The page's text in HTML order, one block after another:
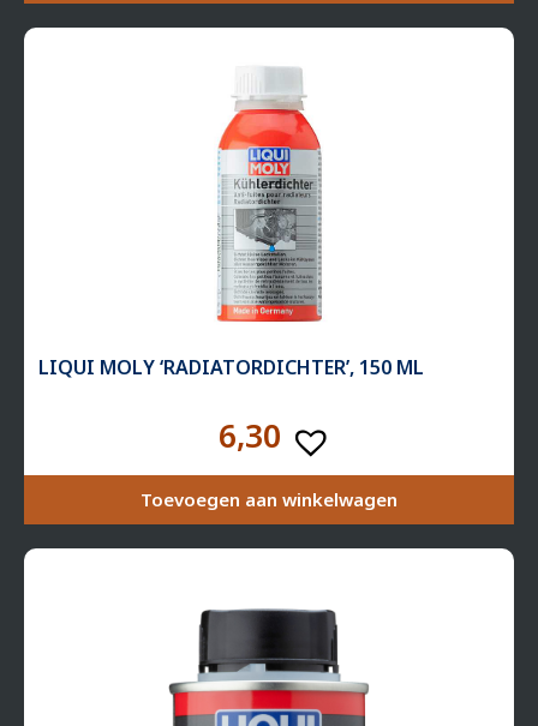
LIQUI MOLY ‘RADI­A­T­OR­DICHTER’, 150 ML
6,30
Toevoegen aan winkelwagen